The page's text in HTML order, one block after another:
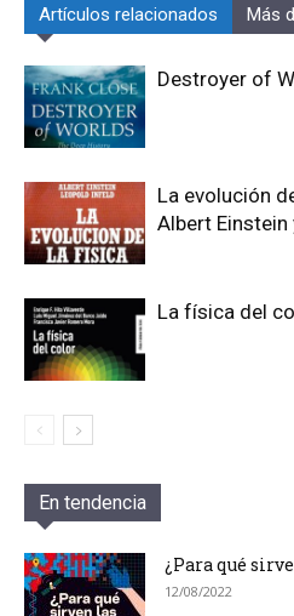
Artículos relacionados Más
Destroyer of
La evolución
Albert
La física del
En tendencia
¿Para qué
12/08/2022